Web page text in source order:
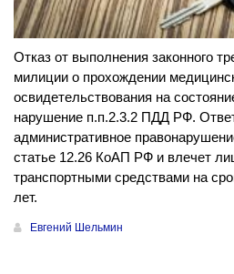
Отказ от выполнения законного
милиции о прохождении
освидетельствования на
нарушение п.п.2.3.2 ПДД РФ.
административное
статье 12.26 КоАП РФ и влечет
транспортными средствами на
лет.
Евгений Шельмин